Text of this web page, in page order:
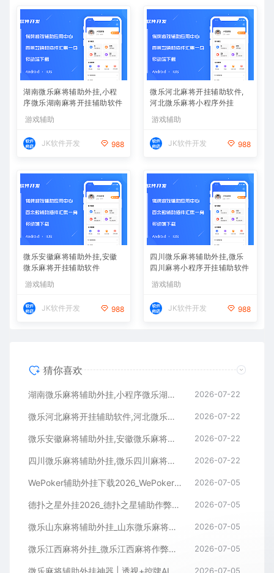
湖南微乐麻将辅助外挂,小程
序微乐湖南麻将开挂辅助软件
游戏辅助
JK软件开发 988
微乐河北麻将开挂辅助软件,
河北微乐麻将小程序外挂
游戏辅助
JK软件开发 988
微乐安徽麻将辅助外挂,安徽
微乐麻将开挂辅助软件
游戏辅助
JK软件开发 988
四川微乐麻将辅助外挂,微乐
四川麻将小程序开挂辅助软件
游戏辅助
JK软件开发 988
猜你喜欢
湖南微乐麻将辅助外挂,小程序微乐湖南麻将开挂辅助软件 2026-07-22
微乐河北麻将开挂辅助软件,河北微乐麻将小程序外挂 2026-07-22
微乐安徽麻将辅助外挂,安徽微乐麻将开挂辅助软件 2026-07-22
四川微乐麻将辅助外挂,微乐四川麻将小程序开挂辅助软件 2026-07-22
WePoker辅助外挂下载2026_WePoker微扑克透视作弊软件 2026-07-05
德扑之星外挂2026_德扑之星辅助作弊软件_德扑之星透视器下载 2026-07-05
微乐山东麻将辅助外挂_山东微乐麻将作弊软件透视下载 2026-07-05
微乐江西麻将外挂_微乐江西麻将作弊辅助软件 2026-07-05
2026-07-05